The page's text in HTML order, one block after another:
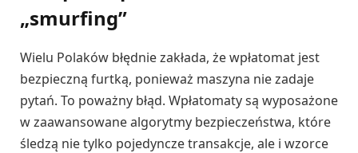
„smurfing”
Wielu Polaków błędnie zakłada, że wpłatomat jest
bezpieczną furtką, ponieważ maszyna nie zadaje
pytań. To poważny błąd. Wpłatomaty są wyposażone
w zaawansowane algorytmy bezpieczeństwa, które
śledzą nie tylko pojedyncze transakcje, ale i wzorce